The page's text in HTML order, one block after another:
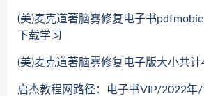
(美)麦克道著脑雾修复电子书
下载学习
(美)麦克道著脑雾修复电子版大小共计
启杰教程网路径：电子书VIP/2022年